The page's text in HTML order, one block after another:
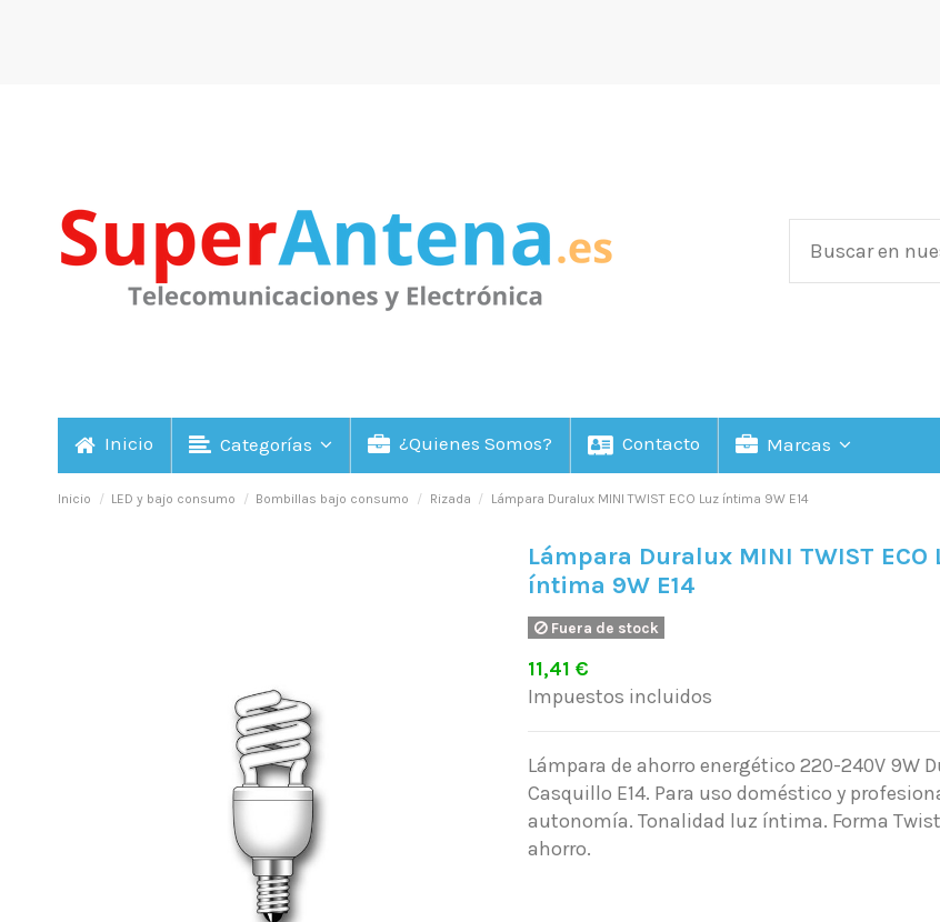
Inicio Categorías ¿Quienes Somos? Contacto Marcas
Inicio LED y bajo consumo Bombillas bajo consumo Rizada Lámpara Duralux MINI TWIST ECO Luz íntima 9W E14
Lámpara Duralux MINI TWIST ECO
íntima 9W E14
Fuera de stock
11,41 €
Impuestos incluidos
Lámpara de ahorro energético 220-240V 9W
Casquillo E14. Para uso doméstico y
autonomía. Tonalidad luz íntima. Forma
ahorro.